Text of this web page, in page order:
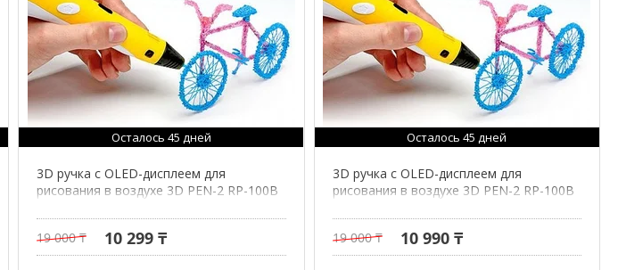
Осталось 45 дней
3D ручка с OLED-дисплеем для
рисования в воздухе 3D PEN-2 RP-100B
19 000 ₸
10 299 ₸
Осталось 45 дней
3D ручка с OLED-дисплеем для
рисования в воздухе 3D PEN-2 RP-100B
19 000 ₸
10 990 ₸